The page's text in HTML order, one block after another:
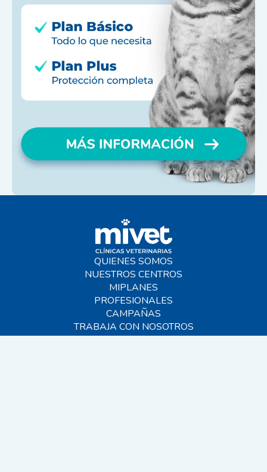
QUIENES SOMOS
NUESTROS CENTROS
MIPLANES
PROFESIONALES
CAMPAÑAS
TRABAJA CON NOSOTROS
BLOG